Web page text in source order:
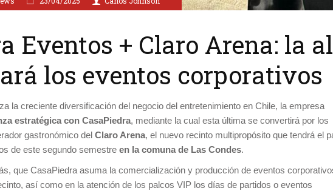
Eventos + Claro Arena: la
los eventos corporativos
la creciente diversificación del negocio del entretenimiento en Chile, la empresa
estratégica con CasaPiedra, mediante la cual esta última se convertirá por los
gastronómico del Claro Arena, el nuevo recinto multipropósito que tendrá el
de este segundo semestre en la comuna de Las Condes.
que CasaPiedra asuma la comercialización y producción de eventos
así como en la atención de los palcos VIP los días de partidos o eventos